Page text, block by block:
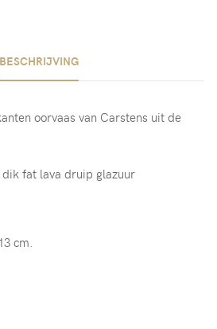
BESCHRIJVING
oorvaas van Carstens uit de
fat lava druip glazuur
cm.